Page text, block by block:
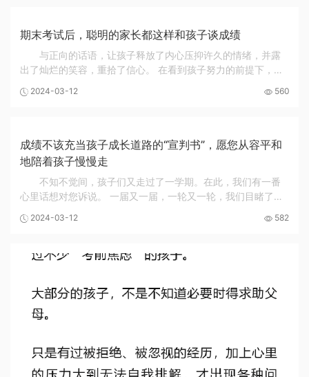
期末考试后，聪明的家长都这样和孩子谈成绩
与正向的话语，让孩子释放了内心压抑许久的情绪，并露
出了灿烂的笑容，重拾了信心。 在看到孩子努力的前提下，我
他们尽力去做了。毕竟谁也不能保证每次考试...
2024-03-12 560
成绩不该充当孩子成长道路的“宣判书”，愿您从容平和
地陪着孩子慢慢走
不知不觉间，孩子们又走过了一学期。在此，我们有一番
心里话想对您诉说。 一届又一届，一轮又一轮，我们目睹了不
因成绩不佳而引发家庭冲突的叹息。 成绩不该...
2024-03-12 582